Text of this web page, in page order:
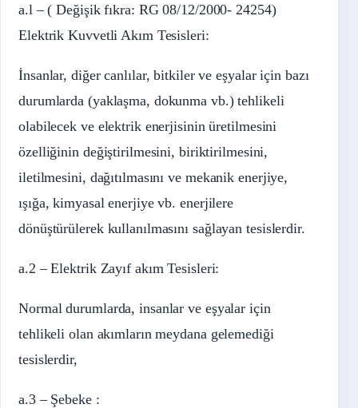
a.l – ( Değişik fıkra: RG 08/12/2000- 24254)
Elektrik Kuvvetli Akım Tesisleri:
İnsanlar, diğer canlılar, bitkiler ve eşyalar için bazı
durumlarda (yaklaşma, dokunma vb.) tehlikeli
olabilecek ve elektrik enerjisinin üretilmesini
özelliğinin değiştirilmesini, biriktirilmesini,
iletilmesini, dağıtılmasını ve mekanik enerjiye,
ışığa, kimyasal enerjiye vb. enerjilere
dönüştürülerek kullanılmasını sağlayan tesislerdir.
a.2 – Elektrik Zayıf akım Tesisleri:
Normal durumlarda, insanlar ve eşyalar için
tehlikeli olan akımların meydana gelemediği
tesislerdir,
a.3 – Şebeke :